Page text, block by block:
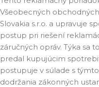
Všeobecných
Slovakia s.r.o. a upravuje
postup pri riešení
záručných opráv. Týka sa
predal kupujúcim
postupuje v súlade s
dodržania zákonných